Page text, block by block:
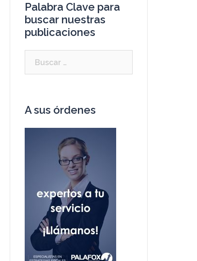
Palabra Clave para
buscar nuestras
publicaciones
A sus órdenes